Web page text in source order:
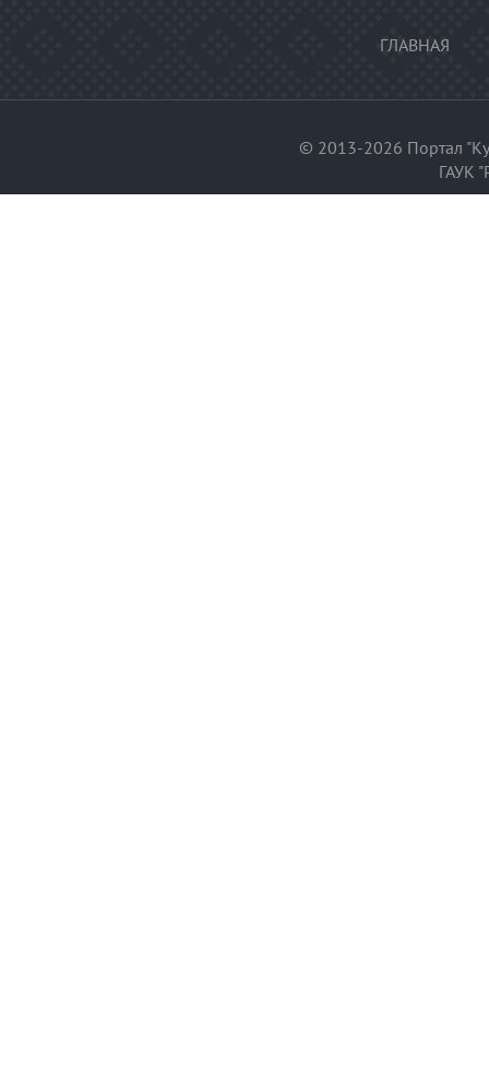
ГЛАВНАЯ
© 2013-2026 Портал
ГАУК